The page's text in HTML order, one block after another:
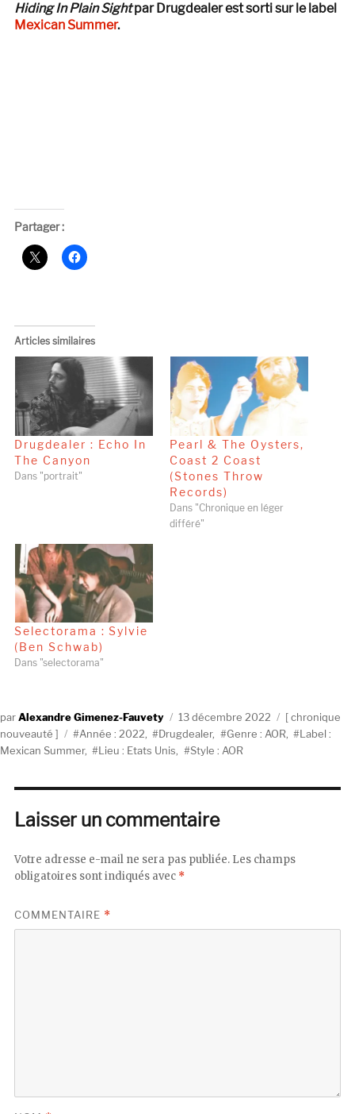
Hiding In Plain Sightpar Drugdealer est sorti sur le label
Mexican Summer.
Partager :
Articles similaires
Drugdealer : Echo In
The Canyon
Dans "portrait"
Pearl & The Oysters,
Coast 2 Coast
(Stones Throw
Records)
Dans "Chronique en léger
différé"
Selectorama : Sylvie
(Ben Schwab)
Dans "selectorama"
AuteurAlexandre Gimenez-Fauvety
Publié
le
13 décembre 2022 Catégories
chronique
nouveauté
Étiquettes
Année : 2022 Drugdealer, Genre : AOR,
Label :
Mexican Summer, Lieu : Etats Unis Style : AOR
Laisser un commentaire
Votre adresse e-mail ne sera pas publiée. Les champs
obligatoires sont indiqués avec *
COMMENTAIRE *